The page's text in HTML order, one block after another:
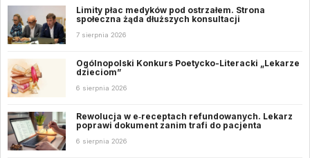
Limity płac medyków pod ostrzałem. Strona
społeczna żąda dłuższych konsultacji
7 sierpnia 2026
Ogólnopolski Konkurs Poetycko-Literacki „Lekarze
dzieciom”
6 sierpnia 2026
Rewolucja w e‑receptach refundowanych. Lekarz
poprawi dokument zanim trafi do pacjenta
6 sierpnia 2026